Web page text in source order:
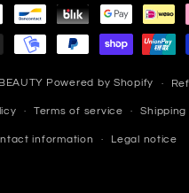
Powered by Shopify
Terms of service Shipping
information Legal notice